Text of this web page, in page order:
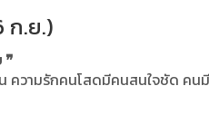
ก.ย.)
❞
ความรักคนโสดมีคนสนใจชัด คน